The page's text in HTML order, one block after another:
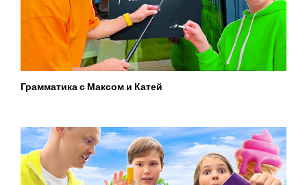
Грамматика с Максом и Катей